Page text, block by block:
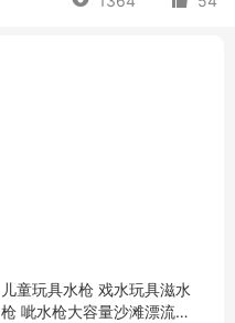
儿童玩具水枪 戏水玩具滋水
枪 呲水枪大容量沙滩漂流泼